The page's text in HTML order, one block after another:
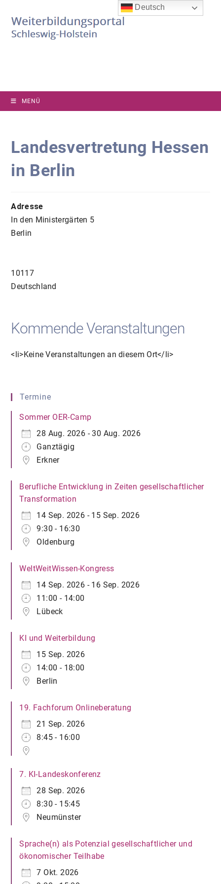
Inhalt
springen
MENÜ
Landesvertretung Hessen
in Berlin
Adresse
In den Ministergärten 5
Berlin
10117
Deutschland
Kommende Veranstaltungen
<li>Keine Veranstaltungen an diesem Ort</li>
Termine
Sommer OER-Camp
28 Aug. 2026 - 30 Aug. 2026
Ganztägig
Erkner
Berufliche Entwicklung in Zeiten gesellschaftlicher
Transformation
14 Sep. 2026 - 15 Sep. 2026
9:30 - 16:30
Oldenburg
WeltWeitWissen-Kongress
14 Sep. 2026 - 16 Sep. 2026
11:00 - 14:00
Lübeck
KI und Weiterbildung
15 Sep. 2026
14:00 - 18:00
Berlin
19. Fachforum Onlineberatung
21 Sep. 2026
8:45 - 16:00
7. KI-Landeskonferenz
28 Sep. 2026
8:30 - 15:45
Neumünster
Sprache(n) als Potenzial gesellschaftlicher und
ökonomischer Teilhabe
7 Okt. 2026
Deutsch